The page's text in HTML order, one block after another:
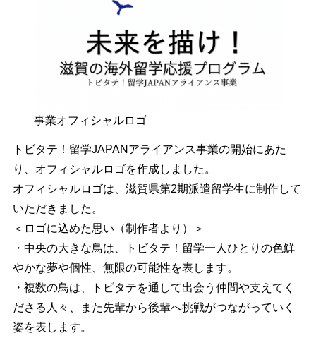
事業オフィシャルロゴ
トビタテ！留学JAPANアライアンス事業の開始にあた
り、オフィシャルロゴを作成しました。
オフィシャルロゴは、滋賀県第2期派遣留学生に制作して
いただきました。
＜ロゴに込めた思い（制作者より）＞
・中央の大きな鳥は、トビタテ！留学一人ひとりの色鮮
やかな夢や個性、無限の可能性を表します。
・複数の鳥は、トビタテを通して出会う仲間や支えてく
ださる人々、また先輩から後輩へ挑戦がつながっていく
姿を表します。